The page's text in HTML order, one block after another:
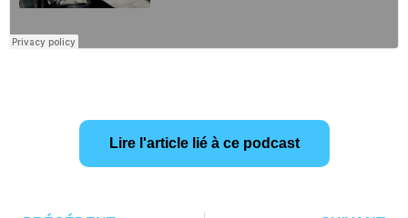
Lire l'article lié à ce podcast